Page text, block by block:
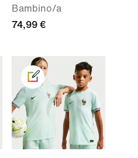
Bambino/a
74,99 €